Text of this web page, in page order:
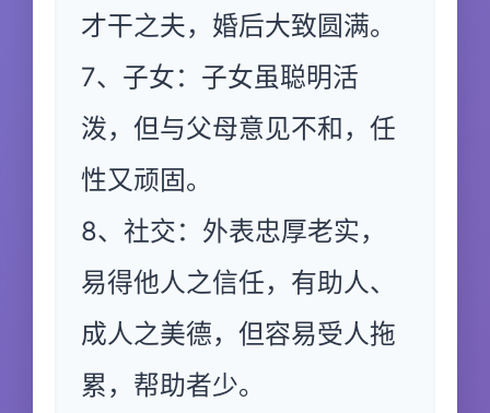
才干之夫，婚后大致圆满。
7、子女：子女虽聪明活
泼，但与父母意见不和，任
性又顽固。
8、社交：外表忠厚老实，
易得他人之信任，有助人、
成人之美德，但容易受人拖
累，帮助者少。